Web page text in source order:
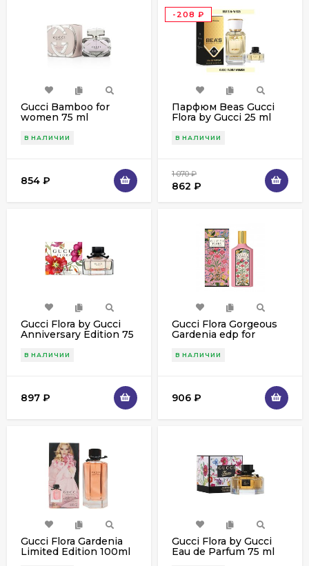
элементами. Дизайн флаконов может
варьироваться в зависимости от конкретного
аромата, но обычно они отражают элегантность и
утонченность бренда Gucci.
Gucci Bamboo for
women 75 ml
В НАЛИЧИИ
854 ₽
-208 ₽
Парфюм Beas Gucci
Flora by Gucci 25 ml
В НАЛИЧИИ
1 070₽
862 ₽
Gucci Flora by Gucci
Anniversary Edition 75
В НАЛИЧИИ
897 ₽
Gucci Flora Gorgeous
Gardenia edp for
В НАЛИЧИИ
906 ₽
Gucci Flora Gardenia
Limited Edition 100ml
Gucci Flora by Gucci
Eau de Parfum 75 ml